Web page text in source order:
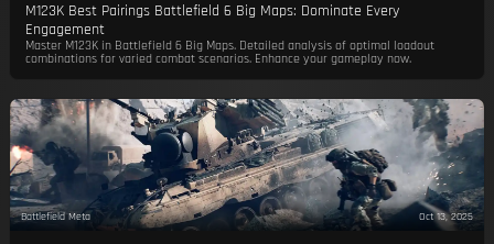
M123K Best Pairings Battlefield 6 Big Maps: Dominate Every
Engagement
Master M123K in Battlefield 6 Big Maps. Detailed analysis of optimal loadout
combinations for varied combat scenarios. Enhance your gameplay now.
Battlefield Meta Oct 13, 2025